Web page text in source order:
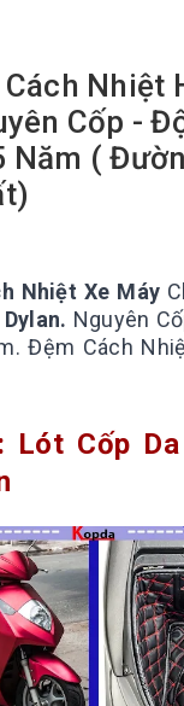
Cách Nhiệt
Cốp -
Năm (
Nhiệt Xe Máy
Nguyên
Đệm Cách
Lót Cốp